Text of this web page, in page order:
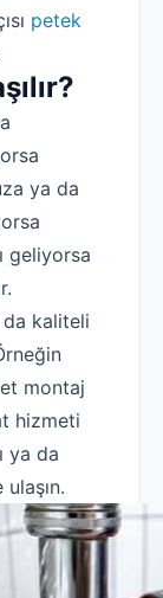
petek
ya da
geliyorsa
da kaliteli
montaj
hizmeti
ya da